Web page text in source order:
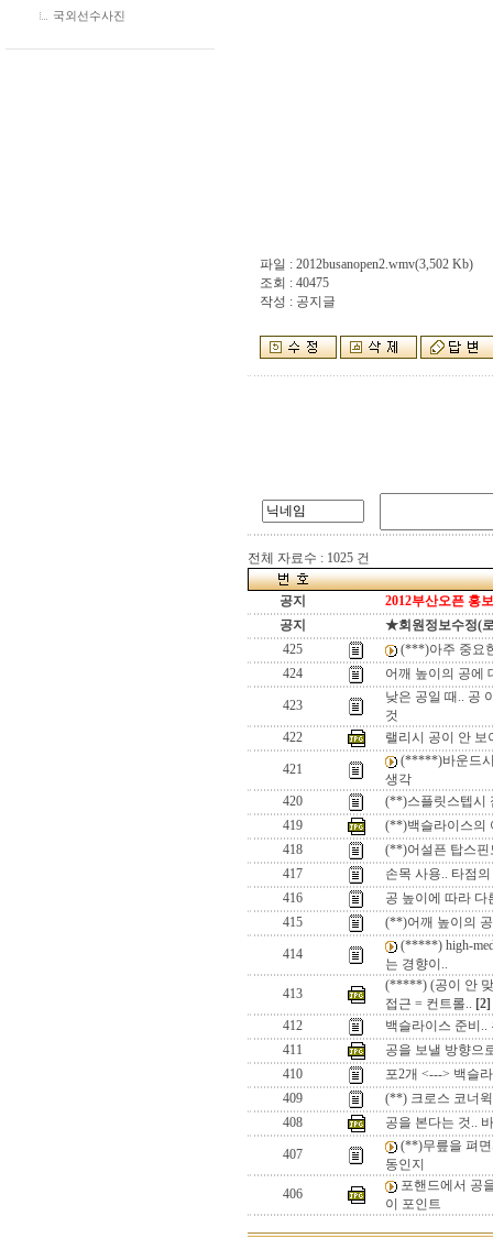
국외선수사진
파일 : 2012busanopen2.wmv(3,502 Kb)
조회 : 40475
작성 : 공지글
전체 자료수 : 1025 건
공지
2012부산오픈 홍
공지
★회원정보수정(
425
(***)아주 중요
424
어깨 높이의 공에
423
낮은 공일 때.. 공
것
422
랠리시 공이 안 보
421
(*****)바운드시
생각
420
(**)스플릿스텝시
419
(**)백슬라이스의
418
(**)어설픈 탑스핀
417
손목 사용.. 타점
416
공 높이에 따라 다
415
(**)어깨 높이의
414
(*****) high-
는 경향이..
413
(*****) (공이 안
접근 = 컨트롤.. [2]
412
백슬라이스 준비
411
공을 보낼 방향으
410
포2개 <---> 백슬
409
(**) 크로스 코너
408
공을 본다는 것..
407
(**)무릎을 펴
동인지
406
포핸드에서 공
이 포인트